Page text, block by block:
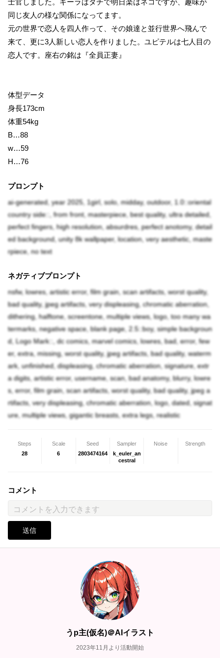
士官しました。キーラはタチで明日楽はネコですが、趣味が
同じ友人の様な関係になってます。
元の世界で恋人を四人作って、その娘達と並行世界へ飛んで
来て、更に3人新しい恋人を作りました。ユピテルは七人目の
恋人です。座右の銘は『全員正妻』
体型データ
身長173cm
体重54kg
B…88
w…59
H…76
プロンプト
ai-generated, year 2025, 1girl, solo, midday, outdoor, 1.0::oriental
country side::, from front, masterpiece, best quality, ultra detailed,
perfect fingers, high resolution, absurdres, perfect anotomy, detail
ed background, unity 8k wallpaper, location, very aesthetic, maste
rpiece, no text
ネガティブプロンプト
nsfw, lowres, artistic error, film grain, scan artifacts, worst quality,
bad quality, jpeg artifacts, very displeasing, chromatic aberration,
dithering, halftone, screentone, multiple views, logo, too many wa
termarks, negative space, blank page, 2.5::boy, simple backgroun
d, Logo Mark::, dc comics, marvel comics, lowres, bad, error, few
er, extra, missing, worst quality, jpeg artifacts, bad quality, waterm
ark, unfinished, displeasing, chromatic aberration, signature, extr
a digits, artistic error, username, scan, bad anatomy, blurry, lowre
s, error, film grain, scan artifacts, worst quality, bad quality, jpeg a
rtifacts, very displeasing, chromatic aberration, logo, dated, signat
ure, multiple views, gigantic breasts, extra legs, realistic
Steps
28
Scale
6
Seed
2803474164
Sampler
k_euler_an
cestral
Noise Strength
コメント
送信
うp主(仮名)＠AIイラスト
2023年11月より活動開始